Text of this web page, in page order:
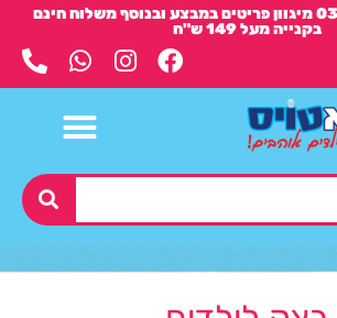
חייגו 03-9368033 מיגוון פריטים במבצע ובנוסף משלוח חינם
בקנייה מעל 149 ש"ח